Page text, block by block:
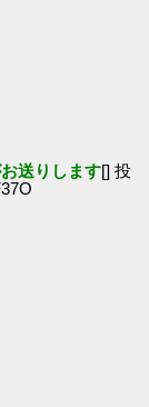
送りします[] 投